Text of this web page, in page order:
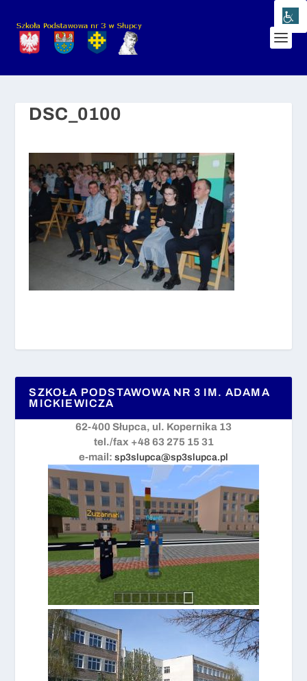
DSC_0100
SZKOŁA PODSTAWOWA NR 3 IM. ADAMA
MICKIEWICZA
62-400 Słupca, ul. Kopernika 13
tel./fax +48 63 275 15 31
e-mail: sp3slupca@sp3slupca.pl